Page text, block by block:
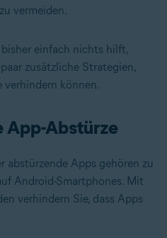
vermeiden.
einfach nichts hilft,
zusätzliche Strategien,
verhindern können.
App-Abstürze
abstürzende Apps gehören zu
Android-Smartphones. Mit
verhindern Sie, dass Apps